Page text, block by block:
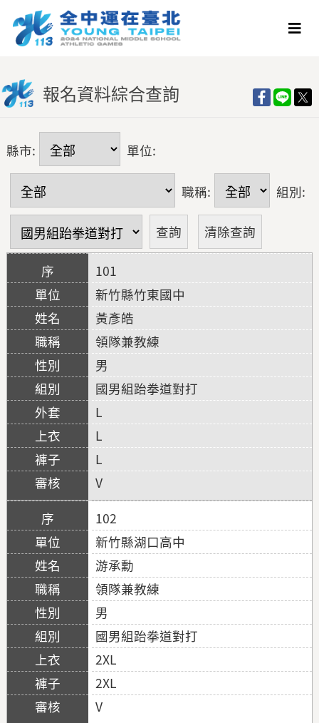
報名資料綜合查詢
縣市: 單位:
職稱: 組別:
101
新竹縣竹東國中
黃彥皓
領隊兼教練
男
國男組跆拳道對打
L
L
L
V
102
新竹縣湖口高中
游承勳
領隊兼教練
男
國男組跆拳道對打
2XL
2XL
V